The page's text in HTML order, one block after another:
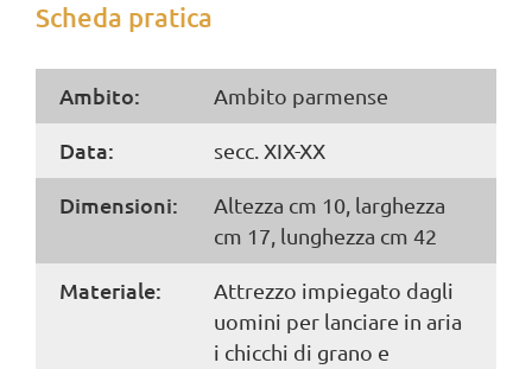
Scheda pratica
Ambito: Ambito parmense
Data: secc. XIX-XX
Dimensioni:
Altezza cm 10, larghezza
cm 17, lunghezza cm 42
Materiale:
Attrezzo impiegato dagli
uomini per lanciare in aria
i chicchi di grano e